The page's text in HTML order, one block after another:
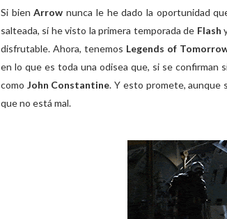
Si bienArrownunca le he dado la oportunidad
salteada, sí he visto la primera temporada de Flash
disfrutable. Ahora, tenemos Legends of
en lo que es toda una odisea que, si se confirman
como John Constantine. Y esto promete, aunque
que no está mal.